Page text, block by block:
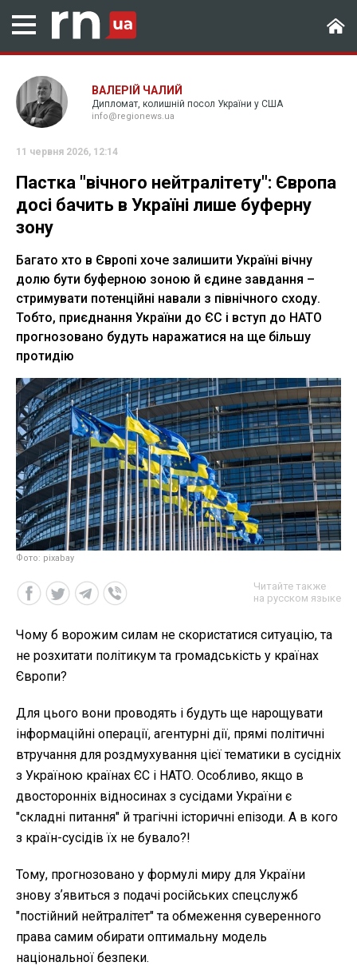
ВАЛЕРІЙ ЧАЛИЙ
Дипломат, колишній посол України у США
info@regionews.ua
11 червня 2026, 12:14
Пастка "вічного нейтралітету": Європа
досі бачить в Україні лише буферну
зону
Багато хто в Європі хоче залишити Україні вічну
долю бути буферною зоною й єдине завдання –
стримувати потенційні навали з північного сходу.
Тобто, приєднання України до ЄС і вступ до НАТО
прогнозовано будуть наражатися на ще більшу
протидію
Фото: pixabay
Читайте также
на русском языке
Чому б ворожим силам не скористатися ситуацію, та
не розхитати політикум та громадськість у країнах
Європи?
Для цього вони проводять і будуть ще нарощувати
інформаційні операції, агентурні дії, прямі політичні
втручання для роздмухування цієї тематики в сусідніх
з Україною країнах ЄС і НАТО. Особливо, якщо в
двосторонніх відносинах з сусідами України є
"складні питання" й трагічні історичні епізоди. А в кого
з країн-сусідів їх не бувало?!
Тому, прогнозовано у формулі миру для України
знову зʼявиться з подачі російських спецслужб
"постійний нейтралітет" та обмеження суверенного
права самим обирати оптимальну модель
національної безпеки.